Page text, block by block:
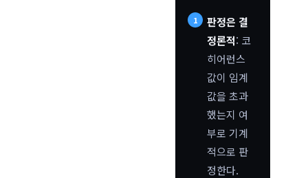
판정은 결
정론적: 코
히어런스
값이 임계
값을 초과
했는지 여
부로 기계
적으로 판
정한다.